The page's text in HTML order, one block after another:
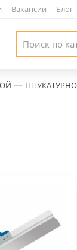
Вакансии Блог
—